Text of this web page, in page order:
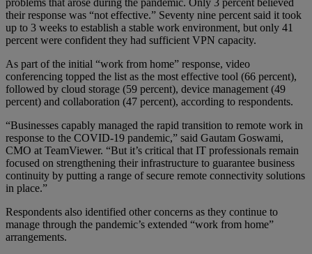
problems that arose during the pandemic. Only 3 percent believed
their response was “not effective.” Seventy nine percent said it took
up to 3 weeks to establish a stable work environment, but only 41
percent were confident they had sufficient VPN capacity.
As part of the initial “work from home” response, video
conferencing topped the list as the most effective tool (66 percent),
followed by cloud storage (59 percent), device management (49
percent) and collaboration (47 percent), according to respondents.
“Businesses capably managed the rapid transition to remote work in
response to the COVID-19 pandemic,” said Gautam Goswami,
CMO at TeamViewer. “But it’s critical that IT professionals remain
focused on strengthening their infrastructure to guarantee business
continuity by putting a range of secure remote connectivity solutions
in place.”
Respondents also identified other concerns as they continue to
manage through the pandemic’s extended “work from home”
arrangements.